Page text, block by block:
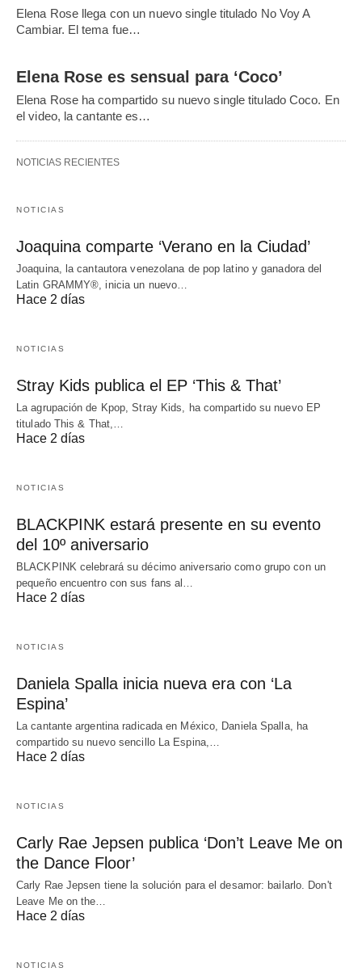
Elena Rose llega con un nuevo single titulado No Voy A
Cambiar. El tema fue…
Elena Rose es sensual para ‘Coco’
Elena Rose ha compartido su nuevo single titulado Coco. En
el video, la cantante es…
NOTICIAS RECIENTES
NOTICIAS
Joaquina comparte ‘Verano en la Ciudad’
Joaquina, la cantautora venezolana de pop latino y ganadora del
Latin GRAMMY®, inicia un nuevo…
Hace 2 días
NOTICIAS
Stray Kids publica el EP ‘This & That’
La agrupación de Kpop, Stray Kids, ha compartido su nuevo EP
titulado This & That,…
Hace 2 días
NOTICIAS
BLACKPINK estará presente en su evento
del 10º aniversario
BLACKPINK celebrará su décimo aniversario como grupo con un
pequeño encuentro con sus fans al…
Hace 2 días
NOTICIAS
Daniela Spalla inicia nueva era con ‘La
Espina’
La cantante argentina radicada en México, Daniela Spalla, ha
compartido su nuevo sencillo La Espina,…
Hace 2 días
NOTICIAS
Carly Rae Jepsen publica ‘Don’t Leave Me on
the Dance Floor’
Carly Rae Jepsen tiene la solución para el desamor: bailarlo. Don't
Leave Me on the…
Hace 2 días
NOTICIAS